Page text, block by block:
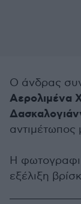
Ο άνδρας
Αερολιμένα
αντιμέτωπος
Η
εξέλιξη